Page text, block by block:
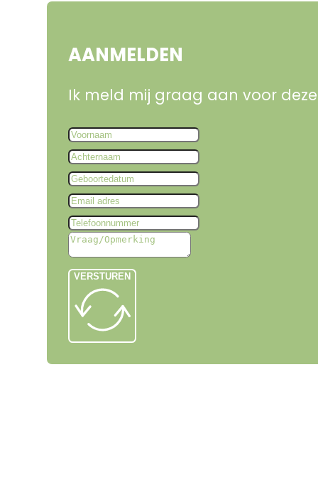
AANMELDEN
Ik meld mij graag aan voor
VERSTUREN